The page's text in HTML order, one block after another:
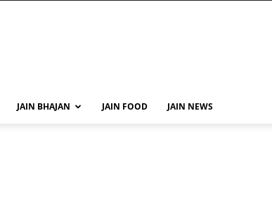
JAIN BHAJAN JAIN FOOD JAIN NEWS